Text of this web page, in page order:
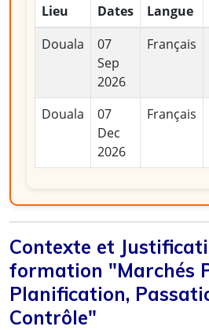
Lieu Dates Langue
Douala
07
Sep
2026
Français
Douala
07
Dec
2026
Français
Contexte et
formation "Marchés
Planification,
Contrôle"